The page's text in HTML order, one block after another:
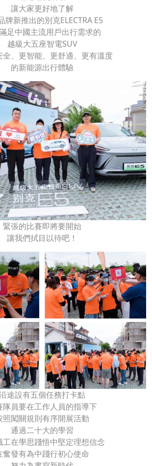
讓大家更好地了解
牌新推出的別克ELECTRA E5
足中國主流用戶出行需求的
越級大五座智電SUV
全、更智能、更舒適、更有溫度
的新能源出行體驗
緊張的比賽即將要開始
讓我們拭目以待吧！
途設有五個任務打卡點
隊員要在工作人員的指導下
照闖關規則有序開展活動
通過二十大的學習
工在學思踐悟中堅定理想信念
奮發有為中踐行初心使命